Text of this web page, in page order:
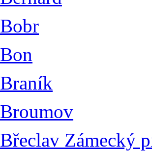
Bobr
Bon
Braník
Broumov
Břeclav Zámecký